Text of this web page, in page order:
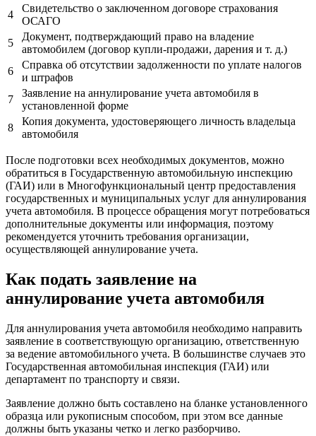
4
Свидетельство о заключенном договоре страхования
ОСАГО
5
Документ, подтверждающий право на владение
автомобилем (договор купли-продажи, дарения и т. д.)
6
Справка об отсутствии задолженности по уплате налогов
и штрафов
7
Заявление на аннулирование учета автомобиля в
установленной форме
8
Копия документа, удостоверяющего личность владельца
автомобиля
После подготовки всех необходимых документов, можно
обратиться в Государственную автомобильную инспекцию
(ГАИ) или в Многофункциональный центр предоставления
государственных и муниципальных услуг для аннулирования
учета автомобиля. В процессе обращения могут потребоваться
дополнительные документы или информация, поэтому
рекомендуется уточнить требования организации,
осуществляющей аннулирование учета.
Как подать заявление на
аннулирование учета автомобиля
Для аннулирования учета автомобиля необходимо направить
заявление в соответствующую организацию, ответственную
за ведение автомобильного учета. В большинстве случаев это
Государственная автомобильная инспекция (ГАИ) или
департамент по транспорту и связи.
Заявление должно быть составлено на бланке установленного
образца или рукописным способом, при этом все данные
должны быть указаны четко и легко разборчиво.